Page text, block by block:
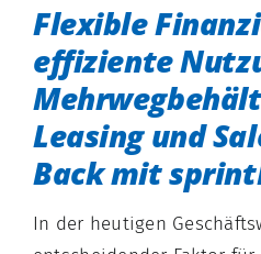
Flexible
effiziente
Leasing und
Back mit
In der heutigen